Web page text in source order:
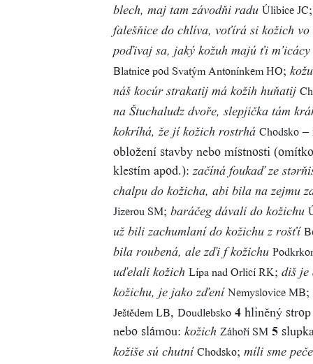
blech, maj tam závodňi radu Úlibice JC
falešňice do chlíva, voťírá si kožich vo
poďivaj sa, jaký kožuh majú ťi m’icácy
Blatnice pod Svatým Antonínkem HO;
náš kocúr strakatij má kožih huňatij
na Štuchaludz dvoře, slepjička tám
kokríhá, že jí kožich rostrhá Chodsko –
obložení stavby nebo místnosti
klestím apod.):začíná foukaď ze
chalpu do kožicha, abi bila na zejmu
Jizerou SM; baráčeg dávali do kožichu
už bili zachumlaní do kožichu z rošťí
bila roubená, ale zďi f kožichu
uďelali kožich Lípa nad Orlicí RK; diš je
kožichu, je jako zďení Nemyslovice MB;
Ještědem LB, Doudlebsko 4 hliněný
nebo slámou: kožich Záhoří SM 5
kožiše sú chutní Chodsko; míli sme